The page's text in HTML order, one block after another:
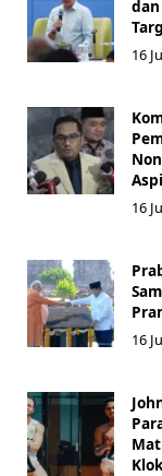
16
16
16